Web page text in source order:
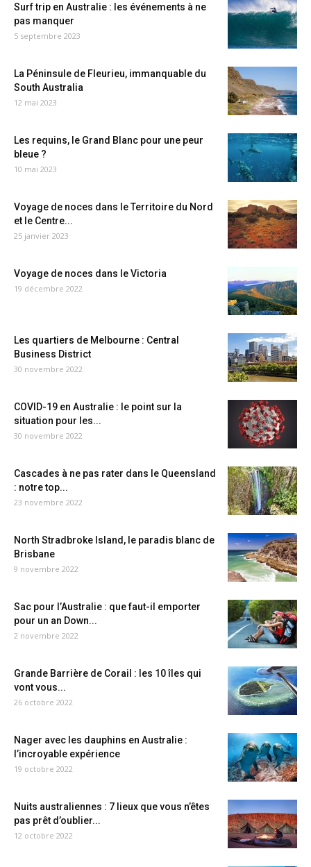
Surf trip en Australie : les événements à ne
pas manquer
5 septembre 2023
La Péninsule de Fleurieu, immanquable du
South Australia
12 mai 2023
Les requins, le Grand Blanc pour une peur
bleue ?
10 mai 2023
Voyage de noces dans le Territoire du Nord
et le Centre...
25 janvier 2023
Voyage de noces dans le Victoria
19 décembre 2022
Les quartiers de Melbourne : Central
Business District
30 novembre 2022
COVID-19 en Australie : le point sur la
situation pour les...
30 novembre 2022
Cascades à ne pas rater dans le Queensland
: notre top...
23 novembre 2022
North Stradbroke Island, le paradis blanc de
Brisbane
9 novembre 2022
Sac pour l’Australie : que faut-il emporter
pour un an Down...
2 novembre 2022
Grande Barrière de Corail : les 10 îles qui
vont vous...
26 octobre 2022
Nager avec les dauphins en Australie :
l’incroyable expérience
19 octobre 2022
Nuits australiennes : 7 lieux que vous n’êtes
pas prêt d’oublier...
12 octobre 2022